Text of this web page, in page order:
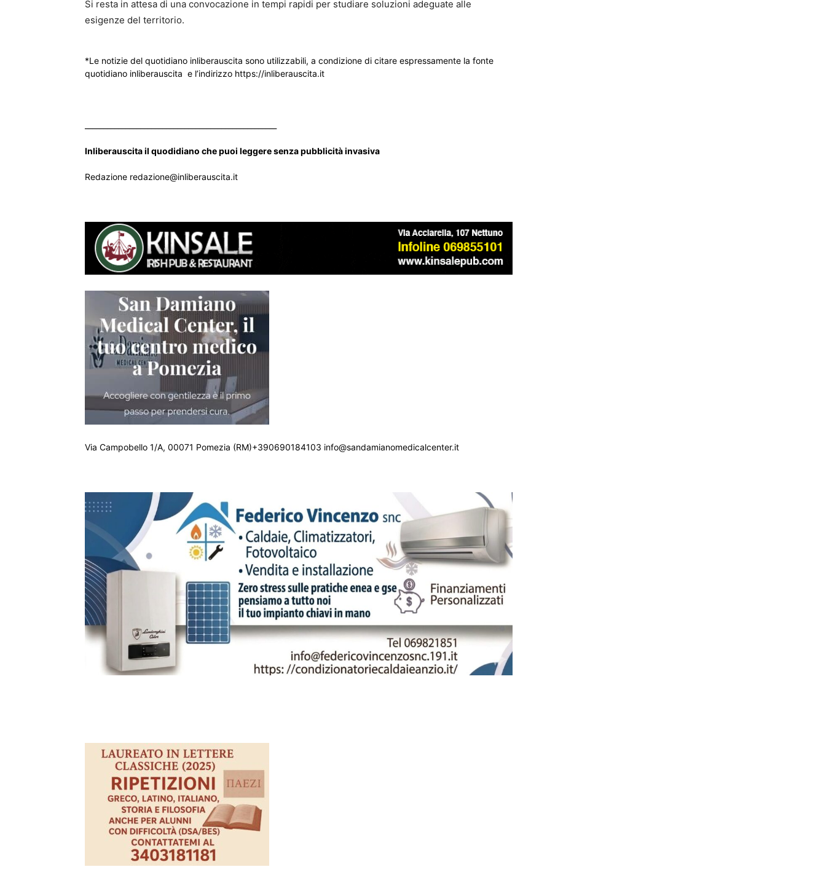
Si resta in attesa di una convocazione in tempi rapidi per studiare soluzioni adeguate alle
esigenze del territorio.
*Le notizie del quotidiano inliberauscita sono utilizzabili, a condizione di citare espressamente la fonte
quotidiano inliberauscita e l’indirizzo https://inliberauscita.it
Inliberauscita il quodidiano che puoi leggere senza pubblicità invasiva
Redazione redazione@inliberauscita.it
Via Campobello 1/A, 00071 Pomezia (RM)+390690184103 info@sandamianomedicalcenter.it